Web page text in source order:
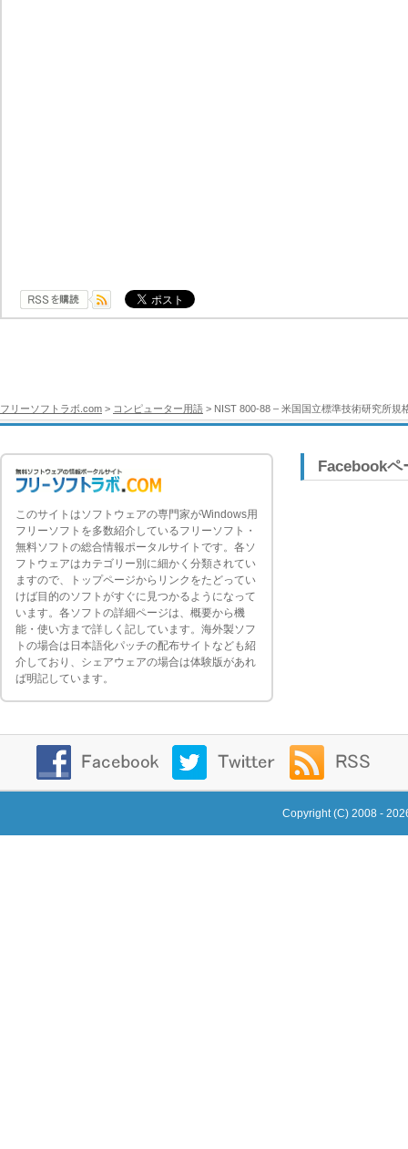
フリーソフトラボ.com > コンピューター用語 > NIST 800-88 – 米国国立標準技術研究所規
このサイトはソフトウェアの専門家がWindows用
フリーソフトを多数紹介しているフリーソフト・
無料ソフトの総合情報ポータルサイトです。各ソ
フトウェアはカテゴリー別に細かく分類されてい
ますので、トップページからリンクをたどってい
けば目的のソフトがすぐに見つかるようになって
います。各ソフトの詳細ページは、概要から機
能・使い方まで詳しく記しています。海外製ソフ
トの場合は日本語化パッチの配布サイトなども紹
介しており、シェアウェアの場合は体験版があれ
ば明記しています。
Facebookペ
Copyright (C) 2008 -